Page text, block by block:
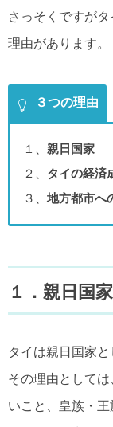
さっそくですが
理由があります。
３つの理由
１、 親日国家
２、 タイの経済
３、 地方都市へ
１．親日国家
タイは親日国家と
その理由として
いこと、皇族・